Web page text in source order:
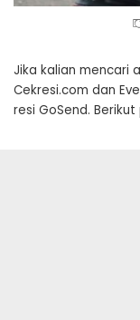
Jika kalian mencari
Cekresi.com dan
resi GoSend.